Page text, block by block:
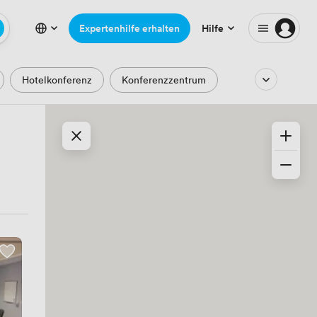
Expertenhilfe erhalten Hilfe
Hotelkonferenz Konferenzzentrum
Park- und Gartenblick